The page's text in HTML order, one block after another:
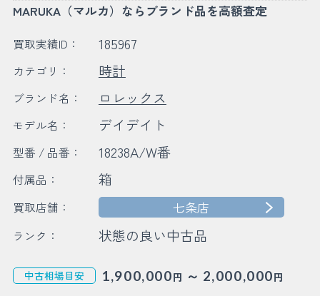
MARUKA（マルカ）ならブランド品を高額査定
買取実績ID： 185967
カテゴリ： 時計
ブランド名： ロレックス
モデル名： デイデイト
型番 / 品番： 18238A/W番
付属品： 箱
買取店舗： 七条店
ランク： 状態の良い中古品
中古相場目安 1,900,000円 ～ 2,000,000円